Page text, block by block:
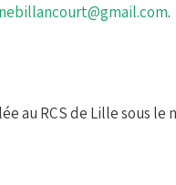
.
au RCS de Lille sous le